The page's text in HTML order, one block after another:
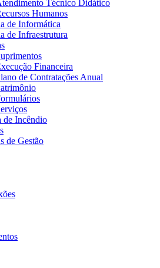
Técnico Didático
Humanos
de Informática
de Infraestrutura
Financeira
de Contratações Anual
de Incêndio
de Gestão